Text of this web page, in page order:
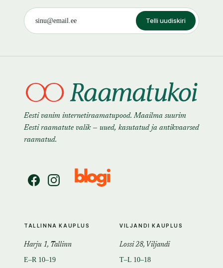
Telli uudiskiri
Eesti vanim internetiraamatupood. Maailma suurim
Eesti raamatute valik — uued, kasutatud ja antikvaarsed
raamatud.
TALLINNA KAUPLUS
Harju 1, Tallinn
E–R 10–19
VILJANDI KAUPLUS
Lossi 28, Viljandi
T–L 10–18